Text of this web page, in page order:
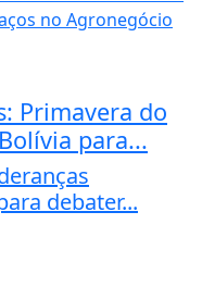
Primavera do
para...
debater...